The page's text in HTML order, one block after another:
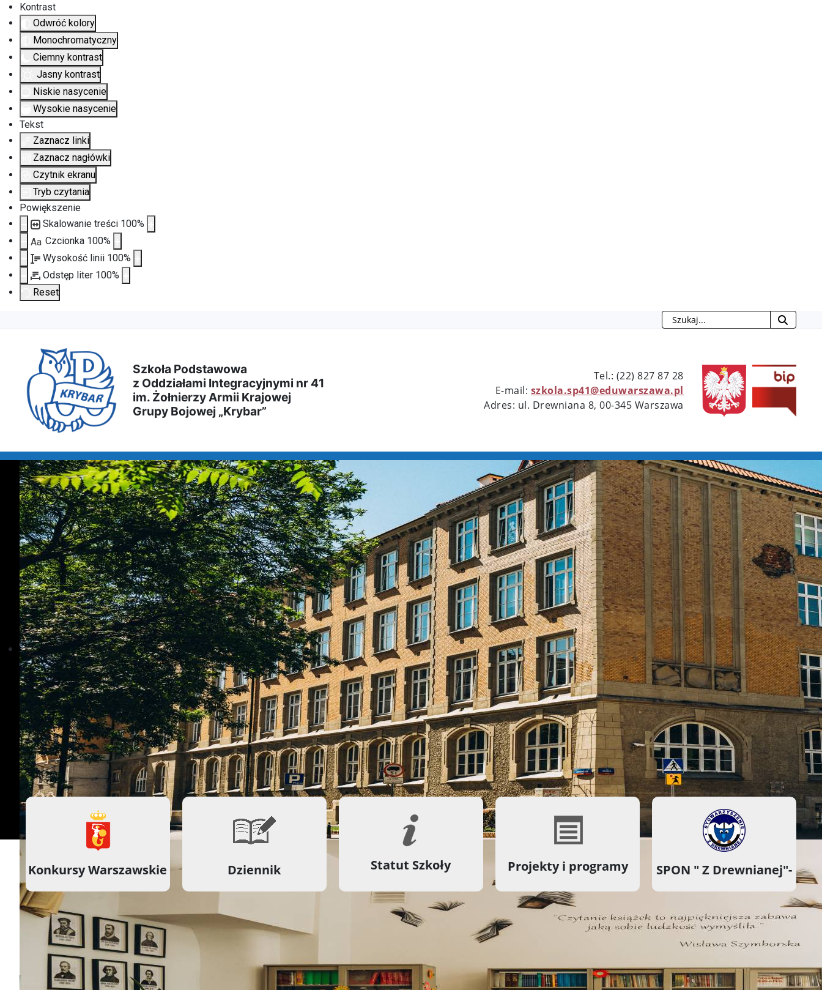
Kontrast
Odwróć kolory
Monochromatyczny
Ciemny kontrast
Jasny kontrast
Niskie nasycenie
Wysokie nasycenie
Tekst
Zaznacz linki
Zaznacz nagłówki
Czytnik ekranu
Tryb czytania
Powiększenie
Skalowanie treści 100%
Aa Czcionka 100%
Wysokość linii 100%
Odstęp liter 100%
Reset
treści
głównej
menu
nawigacyjnego
wyszukiwarki
mapy
strony
Szukaj
Szkoła Podstawowa
z Oddziałami Integracyjnymi nr 41
im. Żołnierzy Armii Krajowej
Grupy Bojowej „Krybar”
Tel.: (22) 827 87 28
E-mail: szkola.sp41@eduwarszawa.pl
Adres: ul. Drewniana 8, 00-345 Warszawa
Konkursy Warszawskie Dziennik Statut Szkoły Projekty i programy SPON " Z Drewnianej"-
Ważne Informacje
Więcej ważnych informacji